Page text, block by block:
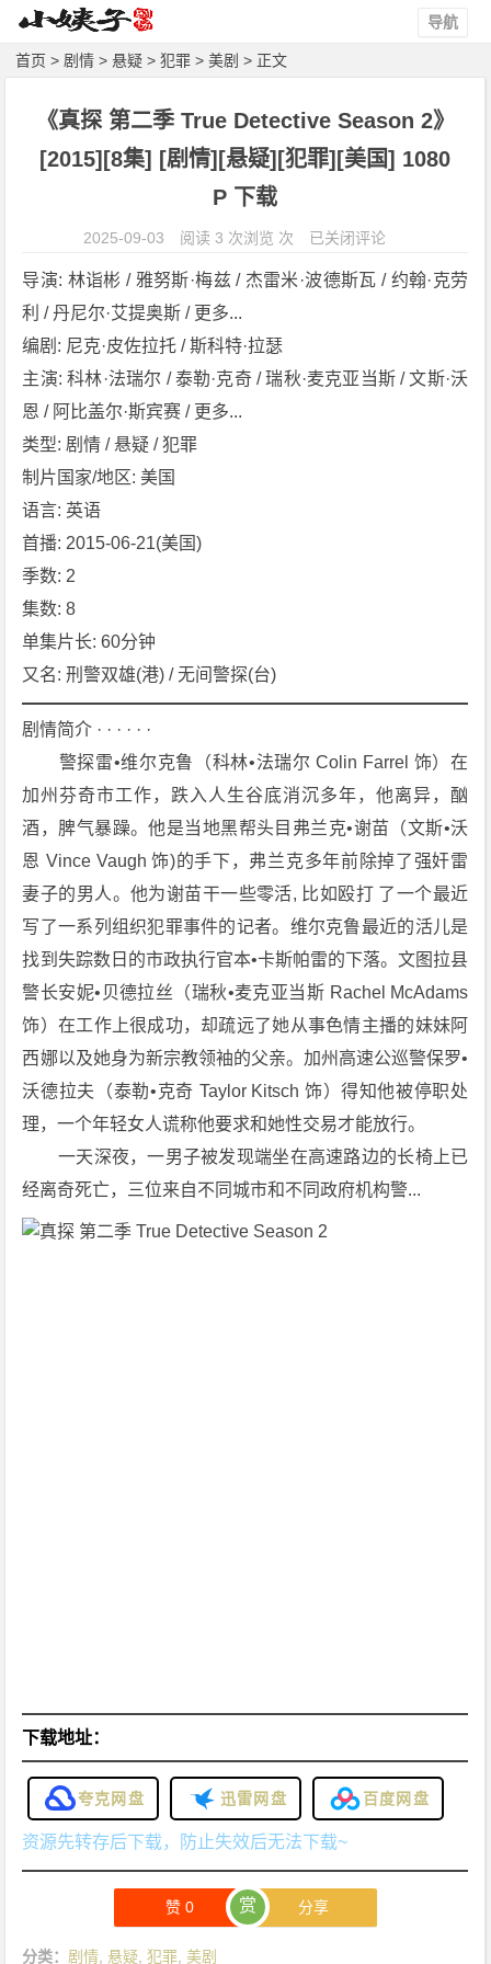
导航
首页 > 剧情 >悬疑 >犯罪 >美剧 > 正文
《真探 第二季 True Detective Season 2》
[2015][8集] [剧情][悬疑][犯罪][美国] 1080
P 下载
2025-09-03 阅读 3 次浏览 次
《真
第
T
e
e
a
o
n
2》
[2
0
5]
[8
集]
[剧
情]
疑]
[犯
罪]
已关闭评论
导演: 林诣彬 / 雅努斯·梅兹 / 杰雷米·波德斯瓦 / 约翰·克劳
利 / 丹尼尔·艾提奥斯 / 更多...
编剧: 尼克·皮佐拉托 / 斯科特·拉瑟
主演: 科林·法瑞尔 / 泰勒·克奇 / 瑞秋·麦克亚当斯 / 文斯·沃
恩 / 阿比盖尔·斯宾赛 / 更多...
类型: 剧情 / 悬疑 / 犯罪
制片国家/地区: 美国
语言: 英语
首播: 2015-06-21(美国)
季数: 2
集数: 8
单集片长: 60分钟
又名: 刑警双雄(港) / 无间警探(台)
剧情简介 · · · · · ·
警探雷•维尔克鲁（科林•法瑞尔 Colin Farrel 饰）在
加州芬奇市工作，跌入人生谷底消沉多年，他离异，酗
酒，脾气暴躁。他是当地黑帮头目弗兰克•谢苗（文斯•沃
恩 Vince Vaugh 饰)的手下，弗兰克多年前除掉了强奸雷
妻子的男人。他为谢苗干一些零活, 比如殴打 了一个最近
写了一系列组织犯罪事件的记者。维尔克鲁最近的活儿是
找到失踪数日的市政执行官本•卡斯帕雷的下落。文图拉县
警长安妮•贝德拉丝（瑞秋•麦克亚当斯 Rachel McAdams
饰）在工作上很成功，却疏远了她从事色情主播的妹妹阿
西娜以及她身为新宗教领袖的父亲。加州高速公巡警保罗•
沃德拉夫（泰勒•克奇 Taylor Kitsch 饰）得知他被停职处
理，一个年轻女人谎称他要求和她性交易才能放行。
一天深夜，一男子被发现端坐在高速路边的长椅上已
经离奇死亡，三位来自不同城市和不同政府机构警...
下载地址：
夸克网盘 迅雷网盘 百度网盘
资源先转存后下载，防止失效后无法下载~
赞0 赏 分享
分类： 剧情 悬疑 ,犯罪 ,美剧